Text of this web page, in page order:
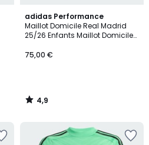
adidas Performance
Maillot Domicile Real Madrid
25/26 Enfants Maillot Domicile
75,00 €
4,9
/ 5
4,9
/